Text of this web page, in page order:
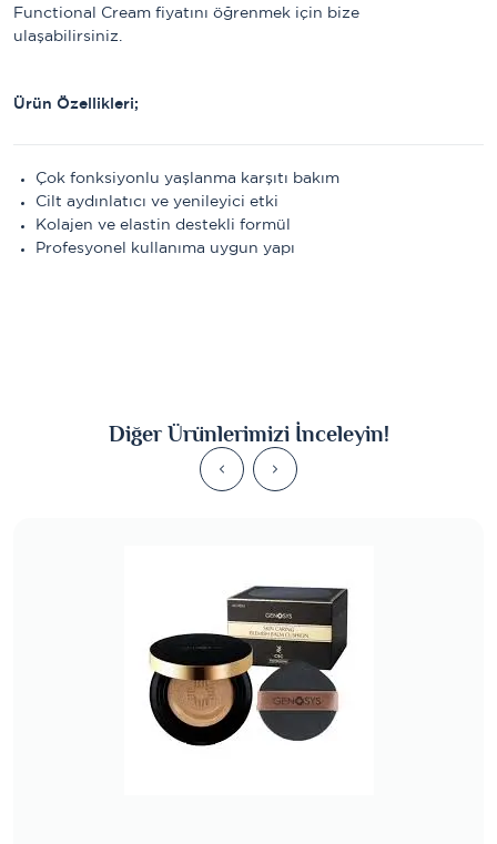
Functional Cream fiyatını öğrenmek için bize
ulaşabilirsiniz.
Ürün Özellikleri;
Çok fonksiyonlu yaşlanma karşıtı bakım
Cilt aydınlatıcı ve yenileyici etki
Kolajen ve elastin destekli formül
Profesyonel kullanıma uygun yapı
Diğer Ürünlerimizi İnceleyin!